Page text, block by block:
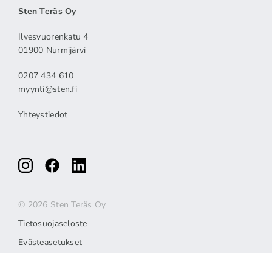
Sten Teräs Oy
Ilvesvuorenkatu 4
01900 Nurmijärvi
0207 434 610
myynti@sten.fi
Yhteystiedot
© 2026 Sten Teräs Oy
Tietosuojaseloste
Evästeasetukset